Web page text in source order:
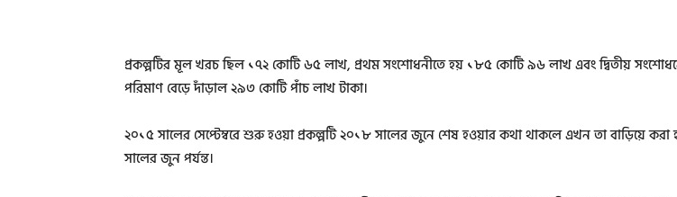
প্রকল্পটির মূল খরচ ছিল ১৭২ কোটি ৬৫ লাখ, প্রথম সংশোধনীতে হয় ১৮৫ কোটি ৯৬ লাখ এবং দ্বিতীয়
পরিমাণ বেড়ে দাঁড়াল ২৯৩ কোটি পাঁচ লাখ টাকা।
২০১৫ সালের সেপ্টেম্বরে শুরু হওয়া প্রকল্পটি ২০১৮ সালের জুনে শেষ হওয়ার কথা থাকলে এখন তা বাড়িয়ে
সালের জুন পর্যন্ত।